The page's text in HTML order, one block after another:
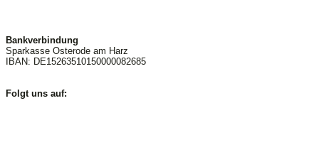
Bankverbindung
Sparkasse Osterode am Harz
IBAN: DE15263510150000082685
Folgt uns auf: